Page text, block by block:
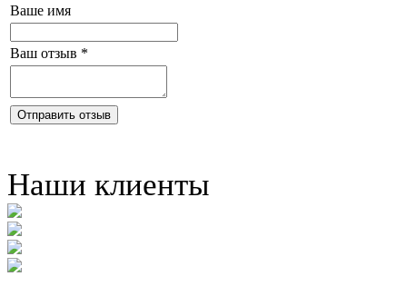
Ваше имя
Ваш отзыв *
Отправить отзыв
Наши клиенты